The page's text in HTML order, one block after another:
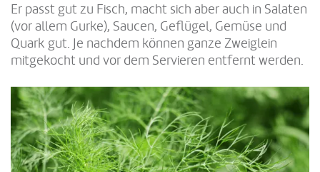
Er passt gut zu Fisch, macht sich aber auch in Salaten
(vor allem Gurke), Saucen, Geflügel, Gemüse und
Quark gut. Je nachdem können ganze Zweiglein
mitgekocht und vor dem Servieren entfernt werden.